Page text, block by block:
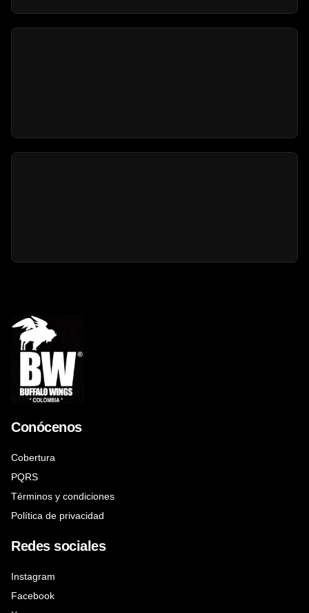
Conócenos
Cobertura
PQRS
Términos y condiciones
Política de privacidad
Redes sociales
Instagram
Facebook